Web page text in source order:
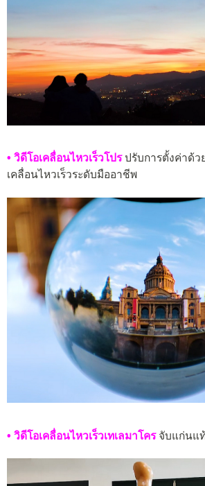
• วิดีโอเคลื่อนไหวเร็วโปร ปรับการตั้งค่าด้ว
เคลื่อนไหวเร็วระดับมืออาชีพ
• วิดีโอเคลื่อนไหวเร็วเทเลมาโครจับแก่นแ